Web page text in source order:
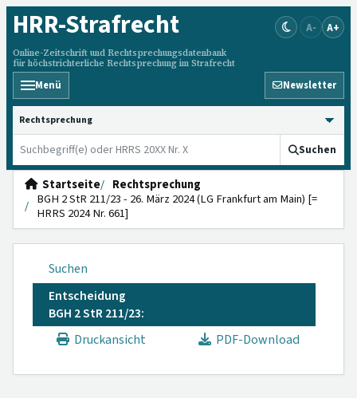
HRR-Strafrecht
Online-Zeitschrift und Rechtsprechungsdatenbank
für höchstrichterliche Rechtsprechung im Strafrecht
A- A+
Menü Newsletter
HRRS durchsuchen
Suchen
Startseite
Rechtsprechung
BGH 2 StR 211/23 - 26. März 2024 (LG Frankfurt am Main) [=
HRRS 2024 Nr. 661]
Suchen
Entscheidung
BGH 2 StR 211/23:
Druckansicht
PDF-Download